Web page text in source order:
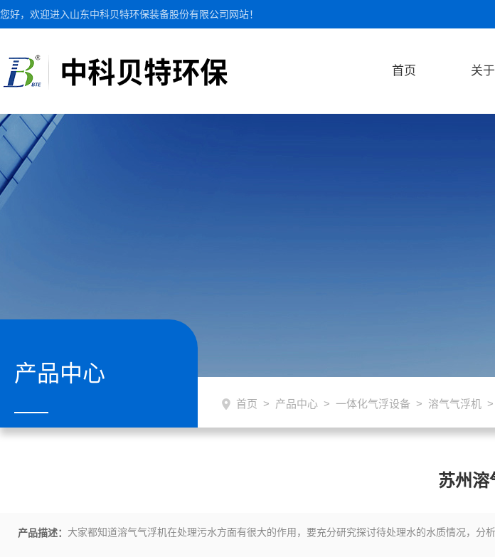
您好，欢迎进入山东中科贝特环保装备股份有限公司网站！
首页 关
产品中心
首页 > 产品中心 > 一体化气浮设备 > 溶气气浮机
苏州溶
产品描述： 大家都知道溶气气浮机在处理污水方面有很大的作用，要充分研究探讨待处理水的水质情况，分